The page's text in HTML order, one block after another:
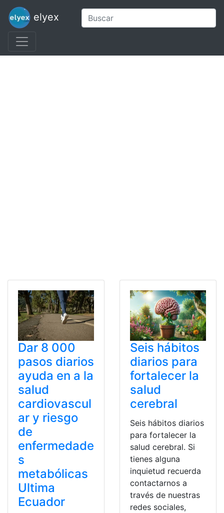
elyex
Dar 8 000
pasos diarios
ayuda en a la
salud
cardiovascul
ar y riesgo
de
enfermedade
s
metabólicas
Ultima
Ecuador
Seis hábitos
diarios para
fortalecer la
salud
cerebral
Seis hábitos diarios
para fortalecer la
salud cerebral. Si
tienes alguna
inquietud recuerda
contactarnos a
través de nuestras
redes sociales,